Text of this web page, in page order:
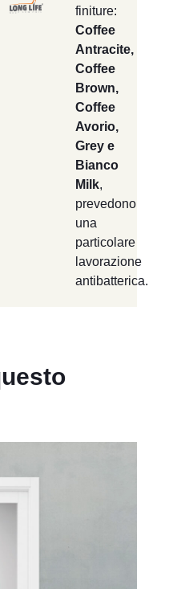
finiture:
Coffee
Antracite,
Coffee
Brown,
Coffee
Avorio,
Grey e
Bianco
Milk,
prevedono
una
particolare
lavorazione
antibatterica.